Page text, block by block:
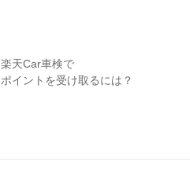
楽天Car車検で
ポイントを受け取るには？